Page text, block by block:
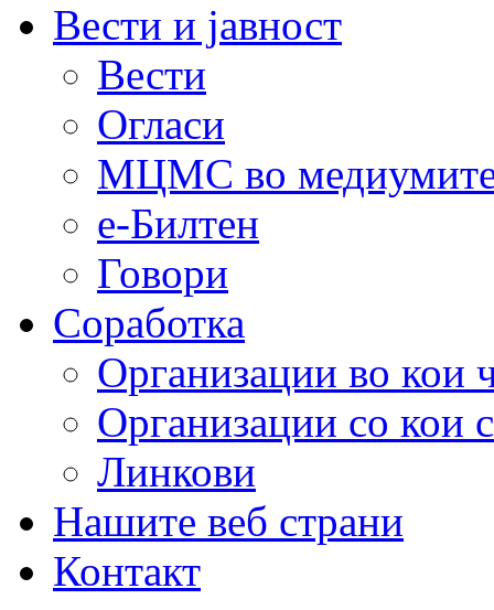
Вести и јавност
Вести
Огласи
МЦМС во
е-Билтен
Говори
Соработка
Организации во кои
Организации со кои
Линкови
Нашите веб страни
Контакт